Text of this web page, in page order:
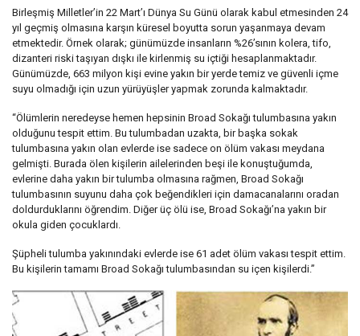
Birleşmiş Milletler’in 22 Mart’ı Dünya Su Günü olarak kabul etmesinden 24
yıl geçmiş olmasına karşın küresel boyutta sorun yaşanmaya devam
etmektedir. Örnek olarak; günümüzde insanların %26’sının kolera, tifo,
dizanteri riski taşıyan dışkı ile kirlenmiş su içtiği hesaplanmaktadır.
Günümüzde, 663 milyon kişi evine yakın bir yerde temiz ve güvenli içme
suyu olmadığı için uzun yürüyüşler yapmak zorunda kalmaktadır.
“Ölümlerin neredeyse hemen hepsinin Broad Sokağı tulumbasına yakın
olduğunu tespit ettim. Bu tulumbadan uzakta, bir başka sokak
tulumbasına yakın olan evlerde ise sadece on ölüm vakası meydana
gelmişti. Burada ölen kişilerin ailelerinden beşi ile konuştuğumda,
evlerine daha yakın bir tulumba olmasına rağmen, Broad Sokağı
tulumbasının suyunu daha çok beğendikleri için damacanalarını oradan
doldurduklarını öğrendim. Diğer üç ölü ise, Broad Sokağı’na yakın bir
okula giden çocuklardı.
Şüpheli tulumba yakınındaki evlerde ise 61 adet ölüm vakası tespit ettim.
Bu kişilerin tamamı Broad Sokağı tulumbasından su içen kişilerdi.”